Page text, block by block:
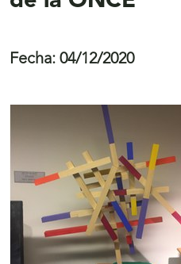
Fecha: 04/12/2020